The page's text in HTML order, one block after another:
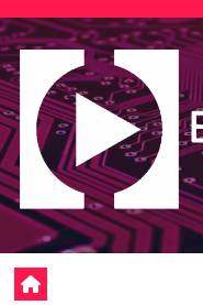
Saltar
al
contenido